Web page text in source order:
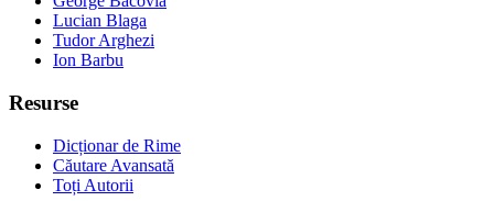
Lucian Blaga
Tudor Arghezi
Ion Barbu
Resurse
Dicționar de Rime
Căutare Avansată
Toți Autorii